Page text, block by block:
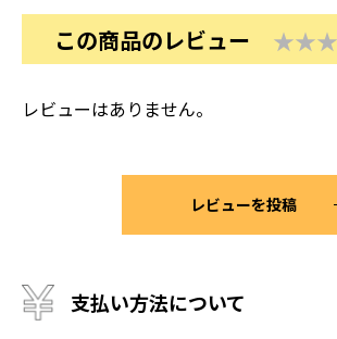
この商品のレビュー
レビューはありません。
レビューを投稿
支払い方法について